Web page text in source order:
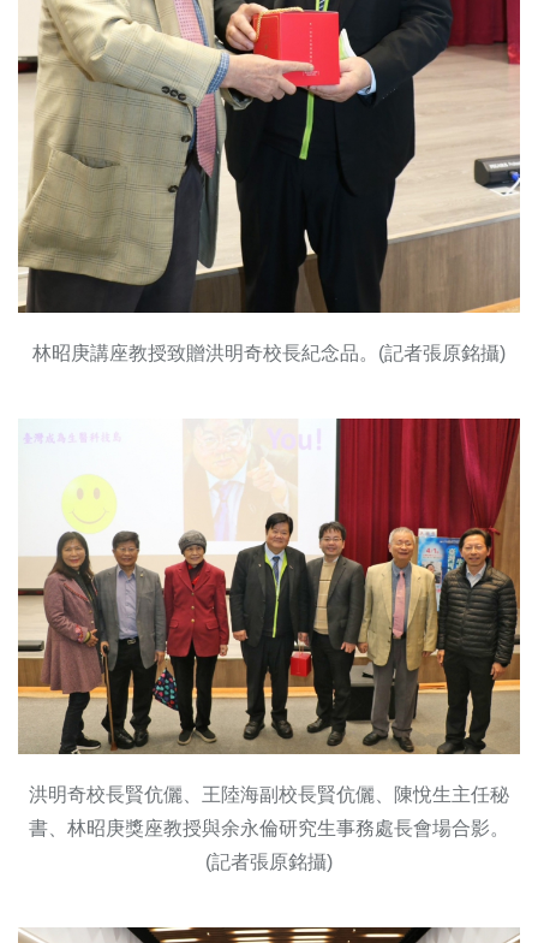
林昭庚講座教授致贈洪明奇校長紀念品。(記者張原銘攝)
洪明奇校長賢伉儷、王陸海副校長賢伉儷、陳悅生主任秘
書、林昭庚獎座教授與余永倫研究生事務處長會場合影。
(記者張原銘攝)